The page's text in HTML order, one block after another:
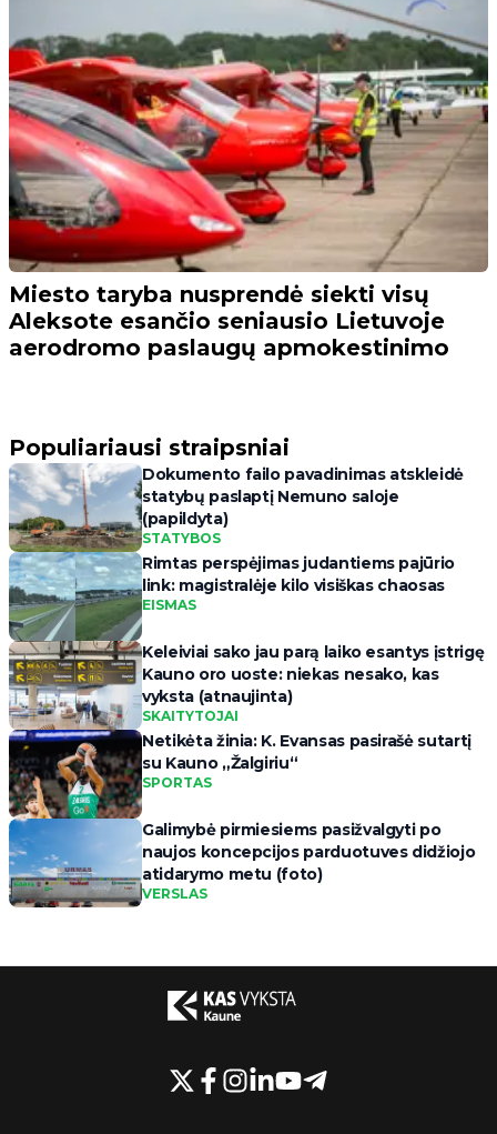
Miesto taryba nusprendė siekti visų
Aleksote esančio seniausio Lietuvoje
aerodromo paslaugų apmokestinimo
Populiariausi straipsniai
Dokumento failo pavadinimas atskleidė
statybų paslaptį Nemuno saloje
(papildyta)
STATYBOS
Rimtas perspėjimas judantiems pajūrio
link: magistralėje kilo visiškas chaosas
EISMAS
Keleiviai sako jau parą laiko esantys įstrigę
Kauno oro uoste: niekas nesako, kas
vyksta (atnaujinta)
SKAITYTOJAI
Netikėta žinia: K. Evansas pasirašė sutartį
su Kauno „Žalgiriu“
SPORTAS
Galimybė pirmiesiems pasižvalgyti po
naujos koncepcijos parduotuves didžiojo
atidarymo metu (foto)
VERSLAS